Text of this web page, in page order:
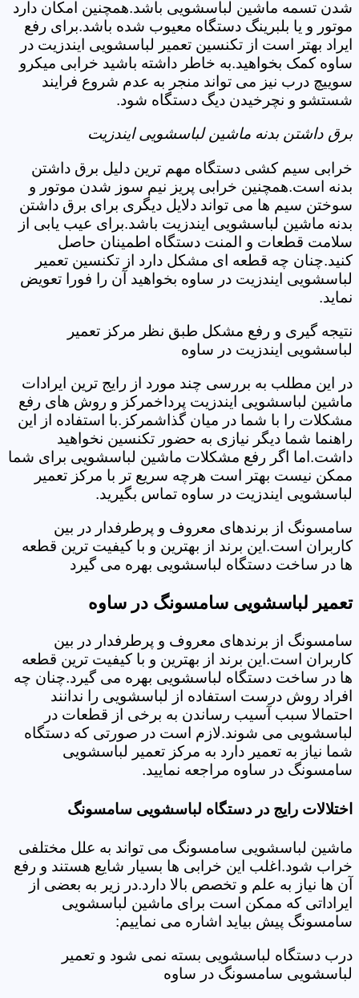
شدن تسمه ماشین لباسشویی باشد.همچنین امکان دارد
موتور و یا بلبرینگ دستگاه معیوب شده باشد.برای رفع
ایراد بهتر است از تکنسین تعمیر لباسشویی ایندزیت در
ساوه کمک بخواهید.به خاطر داشته باشید خرابی میکرو
سوییچ درب نیز می تواند منجر به عدم شروع فرایند
شستشو و نچرخیدن دیگ دستگاه شود.
برق داشتن بدنه ماشین لباسشویی ایندزیت
خرابی سیم کشی دستگاه مهم ترین دلیل برق داشتن
بدنه است.همچنین خرابی پریز نیم سوز شدن موتور و
سوختن سیم ها می تواند دلایل دیگری برای برق داشتن
بدنه ماشین لباسشویی ایندزیت باشد.برای عیب یابی از
سلامت قطعات و المنت دستگاه اطمینان حاصل
کنید.چنان چه قطعه ای مشکل دارد از تکنسین تعمیر
لباسشویی ایندزیت در ساوه بخواهید آن را فورا تعویض
نماید.
نتیجه گیری و رفع مشکل طبق نظر مرکز تعمیر
لباسشویی ایندزیت در ساوه
در این مطلب به بررسی چند مورد از رایج ترین ایرادات
ماشین لباسشویی ایندزیت پرداخمرکز و روش های رفع
مشکلات را با شما در میان گذاشمرکز.با استفاده از این
راهنما شما دیگر نیازی به حضور تکنسین نخواهید
داشت.اما اگر رفع مشکلات ماشین لباسشویی برای شما
ممکن نیست بهتر است هرچه سریع تر با مرکز تعمیر
لباسشویی ایندزیت در ساوه تماس بگیرید.
سامسونگ از برندهای معروف و پرطرفدار در بین
کاربران است.این برند از بهترین و با کیفیت ترین قطعه
ها در ساخت دستگاه لباسشویی بهره می گیرد
تعمیر لباسشویی سامسونگ در ساوه
سامسونگ از برندهای معروف و پرطرفدار در بین
کاربران است.این برند از بهترین و با کیفیت ترین قطعه
ها در ساخت دستگاه لباسشویی بهره می گیرد.چنان چه
افراد روش درست استفاده از لباسشویی را ندانند
احتمالا سبب آسیب رساندن به برخی از قطعات در
لباسشویی می شوند.لازم است در صورتی که دستگاه
شما نیاز به تعمیر دارد به مرکز تعمیر لباسشویی
سامسونگ در ساوه مراجعه نمایید.
اختلالات رایج در دستگاه لباسشویی سامسونگ
ماشین لباسشویی سامسونگ می تواند به علل مختلفی
خراب شود.اغلب این خرابی ها بسیار شایع هستند و رفع
آن ها نیاز به علم و تخصص بالا دارد.در زیر به بعضی از
ایراداتی که ممکن است برای ماشین لباسشویی
سامسونگ پیش بیاید اشاره می نماییم:
درب دستگاه لباسشویی بسته نمی شود و تعمیر
لباسشویی سامسونگ در ساوه